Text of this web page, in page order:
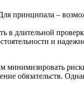
принципала –
в длительной
и
минимизировать
обязательств.